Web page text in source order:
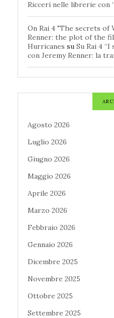
Ricceri nelle librerie con
On Rai 4 "The secrets of
Renner: the plot of the
Hurricanes su Su Rai 4
con Jeremy Renner: la
Agosto 2026
Luglio 2026
Giugno 2026
Maggio 2026
Aprile 2026
Marzo 2026
Febbraio 2026
Gennaio 2026
Dicembre 2025
Novembre 2025
Ottobre 2025
Settembre 2025